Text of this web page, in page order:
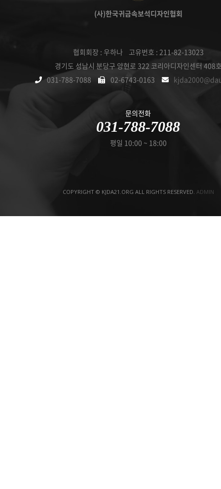
(사)한국귀금속보석디자인협회
협회회장 : 우하나 고유번호 : 211-82-13023
경기도 성남시 분당구 양현로 322 코리아디자인센터 408
031-788-7088
02-6743-0163
문의전화
031-788-7088
평일 10:00 ~ 18:00
COPYRIGHT © KJDA21.ORG ALL RIGHTS RESERVED. ADMIN